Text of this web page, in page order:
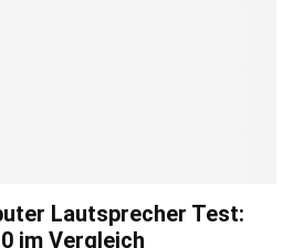
Lautsprecher Test:
im Vergleich